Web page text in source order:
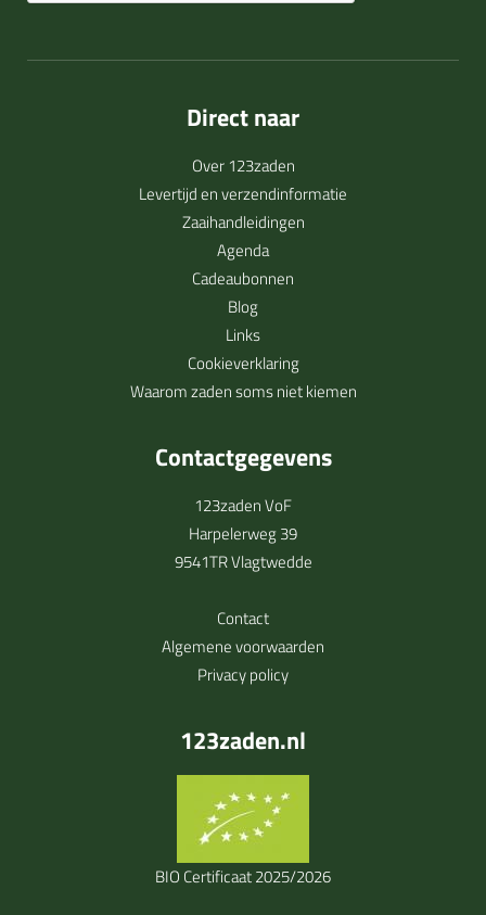
Direct naar
Over 123zaden
Levertijd en verzendinformatie
Zaaihandleidingen
Agenda
Cadeaubonnen
Blog
Links
Cookieverklaring
Waarom zaden soms niet kiemen
Contactgegevens
123zaden VoF
Harpelerweg 39
9541TR Vlagtwedde
Contact
Algemene voorwaarden
Privacy policy
123zaden.nl
BIO Certificaat 2025/2026